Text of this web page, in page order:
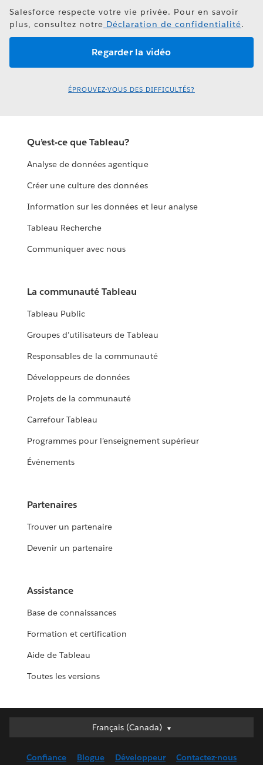
Salesforce respecte votre vie privée. Pour en savoir
plus, consultez notre Déclaration de confidentialité.
ÉPROUVEZ-VOUS DES DIFFICULTÉS?
Qu’est-ce que Tableau?
Analyse de données agentique
Créer une culture des données
Information sur les données et leur analyse
Tableau Recherche
Communiquer avec nous
La communauté Tableau
Tableau Public
Groupes d’utilisateurs de Tableau
Responsables de la communauté
Développeurs de données
Projets de la communauté
Carrefour Tableau
Programmes pour l’enseignement supérieur
Événements
Partenaires
Trouver un partenaire
Devenir un partenaire
Assistance
Base de connaissances
Formation et certification
Aide de Tableau
Toutes les versions
Français (Canada)
Français (Canada)
English (UK)
Confiance Blogue Développeur Contactez-nous